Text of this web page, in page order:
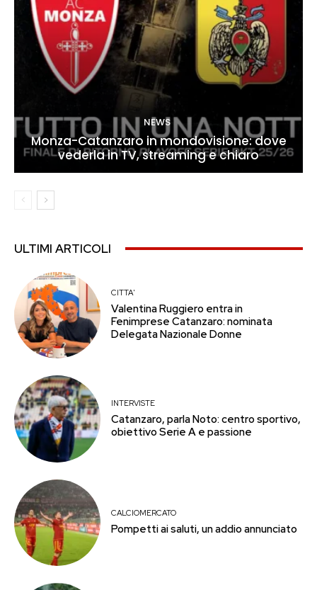
NEWS
Monza-Catanzaro in mondovisione: dove
vederla in TV, streaming e chiaro
ULTIMI ARTICOLI
CITTA'
Valentina Ruggiero entra in
Fenimprese Catanzaro: nominata
Delegata Nazionale Donne
INTERVISTE
Catanzaro, parla Noto: centro sportivo,
obiettivo Serie A e passione
CALCIOMERCATO
Pompetti ai saluti, un addio annunciato